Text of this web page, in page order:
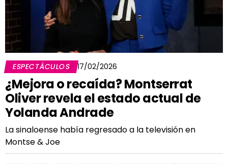
ESPECTÁCULOS 17/02/2026
¿Mejora o recaída? Montserrat
Oliver revela el estado actual de
Yolanda Andrade
La sinaloense había regresado a la televisión en
Montse & Joe